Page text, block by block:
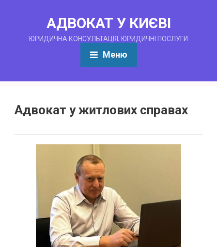
АДВОКАТ У КИЄВІ
ЮРИДИЧНА КОНСУЛЬТАЦІЯ, ЮРИДИЧНІ ПОСЛУГИ
Меню
Адвокат у житлових справах